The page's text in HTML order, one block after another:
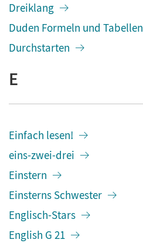
Dreiklang
Duden Formeln und Tabellen
Durchstarten
E
Einfach lesen!
eins-zwei-drei
Einstern
Einsterns Schwester
Englisch-Stars
English G 21